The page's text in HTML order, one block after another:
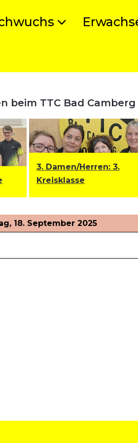
beim TTC Bad Camberg
3. Damen/Herren: 3.
Kreisklasse
18. September 2025